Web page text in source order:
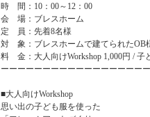
時 間：10：00～12：00
会 場：ブレスホーム
定 員：先着8名様
対 象：ブレスホームで建てられたOB
料 金：大人向けWorkshop
ーーーーーーーーーーーーーーーーー
■大人向けWorkshop
思い出の子ども服を使った